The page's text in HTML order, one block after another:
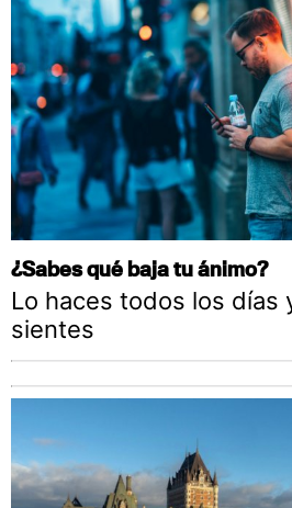
¿Sabes qué baja tu ánimo?
Lo haces todos los días
sientes